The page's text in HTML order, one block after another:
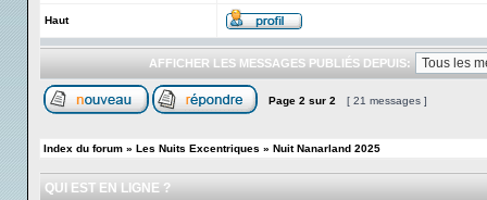
Haut
AFFICHER LES MESSAGES PUBLIÉS DEPUIS:
Page 2 sur 2 [ 21 messages ]
Index du forum » Les Nuits Excentriques » Nuit Nanarland 2025
QUI EST EN LIGNE ?